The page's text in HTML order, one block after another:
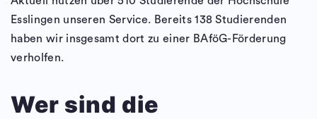
Esslingen unseren Service. Bereits 138 Studierenden
haben wir insgesamt dort zu einer BAföG-Förderung
verholfen.
Wer sind die